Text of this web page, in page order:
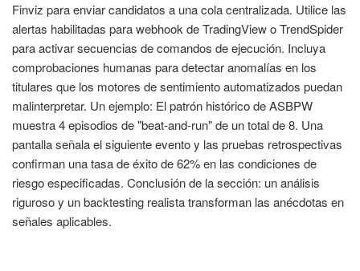
Finviz para enviar candidatos a una cola centralizada. Utilice las
alertas habilitadas para webhook de TradingView o TrendSpider
para activar secuencias de comandos de ejecución. Incluya
comprobaciones humanas para detectar anomalías en los
titulares que los motores de sentimiento automatizados puedan
malinterpretar. Un ejemplo: El patrón histórico de ASBPW
muestra 4 episodios de "beat-and-run" de un total de 8. Una
pantalla señala el siguiente evento y las pruebas retrospectivas
confirman una tasa de éxito de 62% en las condiciones de
riesgo especificadas. Conclusión de la sección: un análisis
riguroso y un backtesting realista transforman las anécdotas en
señales aplicables.